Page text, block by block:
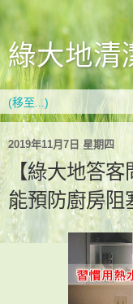
綠大地清
2019年11月7日 星期四
【綠大地答
能預防廚房阻